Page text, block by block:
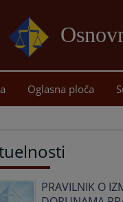
Oglasna ploča
PRAVILNIK O